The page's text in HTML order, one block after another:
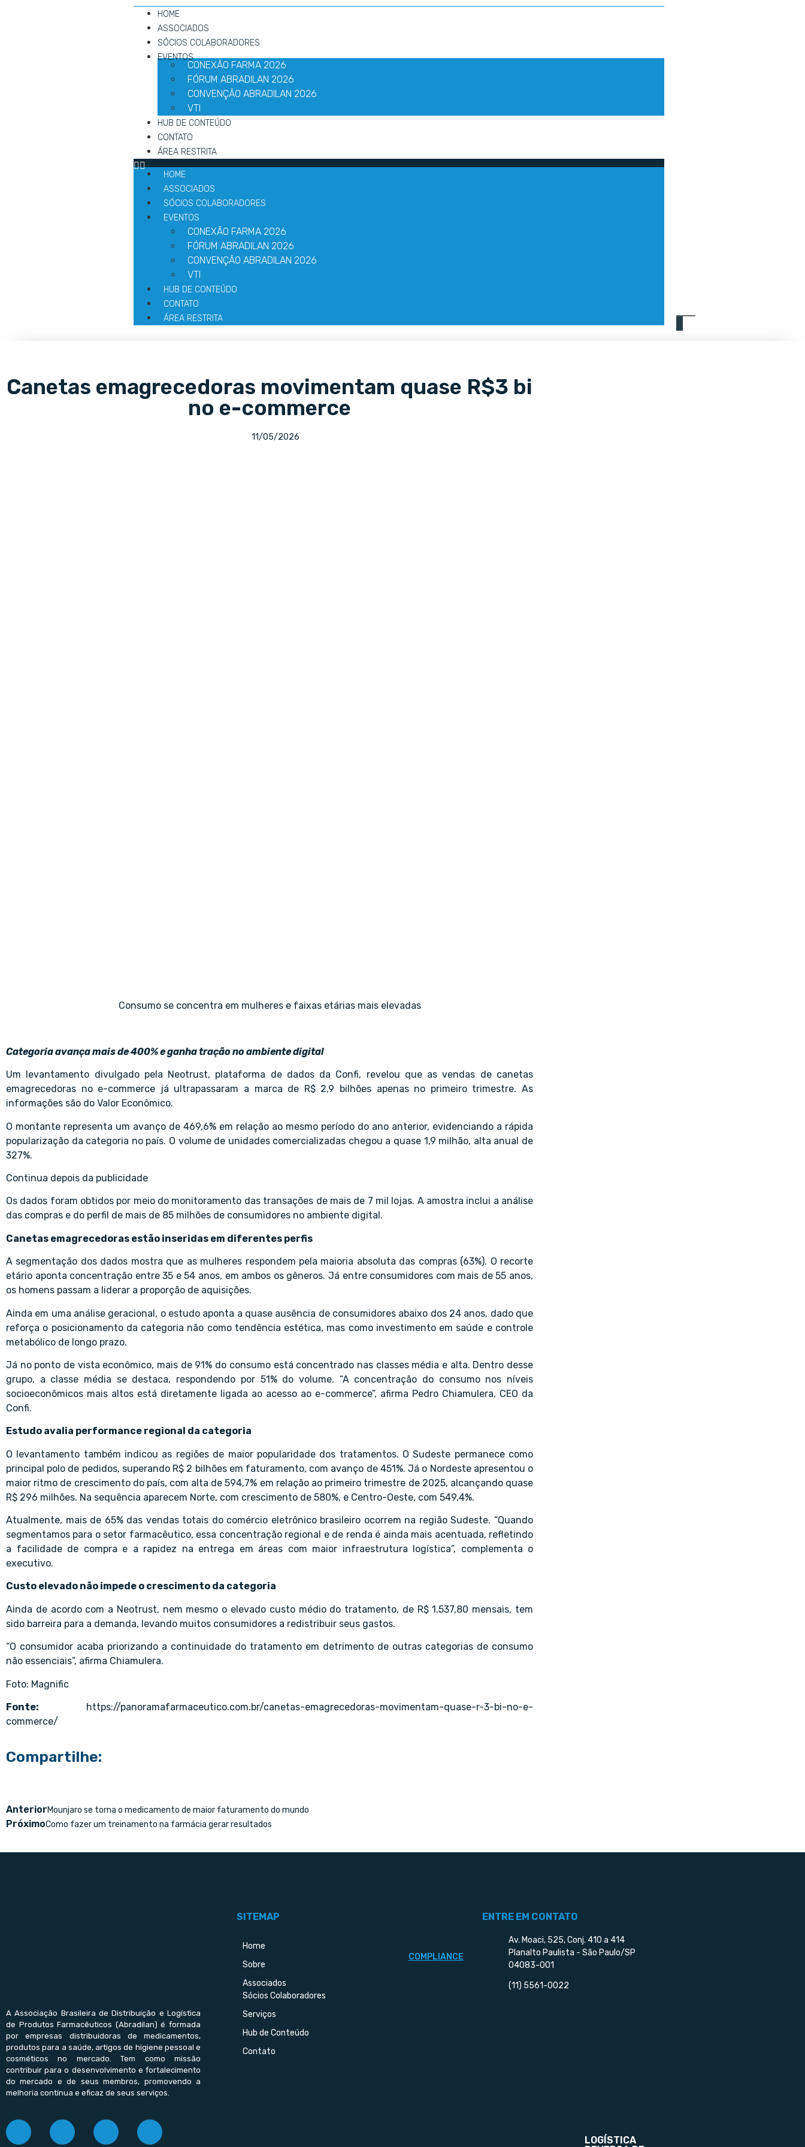
HOME
ASSOCIADOS
SÓCIOS COLABORADORES
EVENTOS
CONEXÃO FARMA 2026
FÓRUM ABRADILAN 2026
CONVENÇÃO ABRADILAN 2026
VTI
HUB DE CONTEÚDO
CONTATO
ÁREA RESTRITA
HOME
ASSOCIADOS
SÓCIOS COLABORADORES
EVENTOS
CONEXÃO FARMA 2026
FÓRUM ABRADILAN 2026
CONVENÇÃO ABRADILAN 2026
VTI
HUB DE CONTEÚDO
CONTATO
ÁREA RESTRITA
Canetas emagrecedoras movimentam quase R$3 bi
no e-commerce
11/05/2026
Consumo se concentra em mulheres e faixas etárias mais elevadas
Categoria avança mais de 400% e ganha tração no ambiente digital
Um levantamento divulgado pela Neotrust, plataforma de dados da Confi, revelou que as vendas de canetas
emagrecedoras no e-commerce já ultrapassaram a marca de R$ 2,9 bilhões apenas no primeiro trimestre. As
informações são do Valor Econômico.
O montante representa um avanço de 469,6% em relação ao mesmo período do ano anterior, evidenciando a rápida
popularização da categoria no país. O volume de unidades comercializadas chegou a quase 1,9 milhão, alta anual de
327%.
Continua depois da publicidade
Os dados foram obtidos por meio do monitoramento das transações de mais de 7 mil lojas. A amostra inclui a análise
das compras e do perfil de mais de 85 milhões de consumidores no ambiente digital.
Canetas emagrecedoras estão inseridas em diferentes perfis
A segmentação dos dados mostra que as mulheres respondem pela maioria absoluta das compras (63%). O recorte
etário aponta concentração entre 35 e 54 anos, em ambos os gêneros. Já entre consumidores com mais de 55 anos,
os homens passam a liderar a proporção de aquisições.
Ainda em uma análise geracional, o estudo aponta a quase ausência de consumidores abaixo dos 24 anos, dado que
reforça o posicionamento da categoria não como tendência estética, mas como investimento em saúde e controle
metabólico de longo prazo.
Já no ponto de vista econômico, mais de 91% do consumo está concentrado nas classes média e alta. Dentro desse
grupo, a classe média se destaca, respondendo por 51% do volume. “A concentração do consumo nos níveis
socioeconômicos mais altos está diretamente ligada ao acesso ao e-commerce”, afirma Pedro Chiamulera, CEO da
Confi.
Estudo avalia performance regional da categoria
O levantamento também indicou as regiões de maior popularidade dos tratamentos. O Sudeste permanece como
principal polo de pedidos, superando R$ 2 bilhões em faturamento, com avanço de 451%. Já o Nordeste apresentou o
maior ritmo de crescimento do país, com alta de 594,7% em relação ao primeiro trimestre de 2025, alcançando quase
R$ 296 milhões. Na sequência aparecem Norte, com crescimento de 580%, e Centro-Oeste, com 549,4%.
Atualmente, mais de 65% das vendas totais do comércio eletrônico brasileiro ocorrem na região Sudeste. “Quando
segmentamos para o setor farmacêutico, essa concentração regional e de renda é ainda mais acentuada, refletindo
a facilidade de compra e a rapidez na entrega em áreas com maior infraestrutura logística”, complementa o
executivo.
Custo elevado não impede o crescimento da categoria
Ainda de acordo com a Neotrust, nem mesmo o elevado custo médio do tratamento, de R$ 1.537,80 mensais, tem
sido barreira para a demanda, levando muitos consumidores a redistribuir seus gastos.
“O consumidor acaba priorizando a continuidade do tratamento em detrimento de outras categorias de consumo
não essenciais”, afirma Chiamulera.
Foto: Magnific
Fonte:
https://panoramafarmaceutico.com.br/canetas-emagrecedoras-movimentam-quase-r-3-bi-no-e-
commerce/
Compartilhe:
AnteriorMounjaro se torna o medicamento de maior faturamento do mundo
PróximoComo fazer um treinamento na farmácia gerar resultados
A Associação Brasileira de Distribuição e Logística
de Produtos Farmacêuticos (Abradilan) é formada
por empresas distribuidoras de medicamentos,
produtos para a saúde, artigos de higiene pessoal e
cosméticos no mercado. Tem como missão
contribuir para o desenvolvimento e fortalecimento
do mercado e de seus membros, promovendo a
melhoria contínua e eficaz de seus serviços.
SITEMAP
Home
Sobre
Associados
Sócios Colaboradores
Serviços
Hub de Conteúdo
Contato
COMPLIANCE
ENTRE EM CONTATO
Av. Moaci, 525, Conj. 410 a 414
Planalto Paulista - São Paulo/SP
04083-001
(11) 5561-0022
LOGÍSTICA